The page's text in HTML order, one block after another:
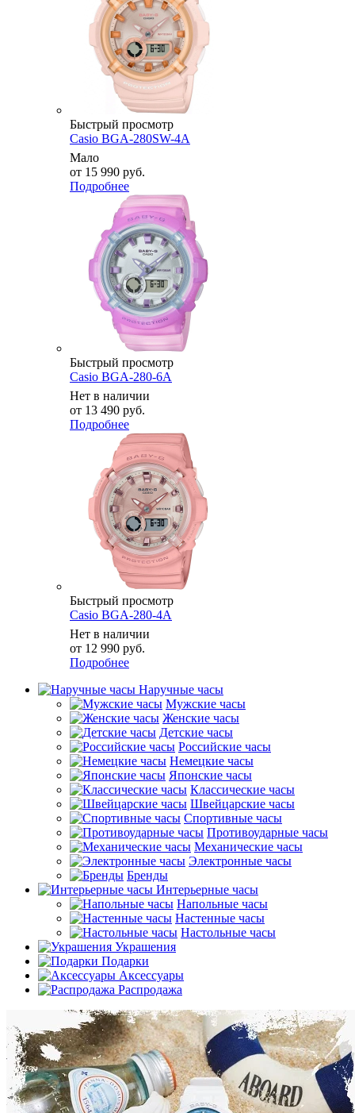
Быстрый просмотр
Casio BGA-280SW-4A
Мало
от 15 990 руб.
Подробнее
Быстрый просмотр
Casio BGA-280-6A
Нет в наличии
от 13 490 руб.
Подробнее
Быстрый просмотр
Casio BGA-280-4A
Нет в наличии
от 12 990 руб.
Подробнее
Наручные часы
Мужские часы
Женские часы
Детские часы
Российские часы
Немецкие часы
Японские часы
Классические часы
Швейцарские часы
Спортивные часы
Противоударные часы
Механические часы
Электронные часы
Бренды
Интерьерные часы
Напольные часы
Настенные часы
Настольные часы
Украшения
Подарки
Аксессуары
Распродажа